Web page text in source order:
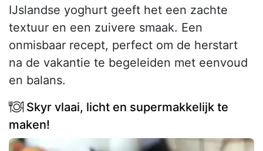
IJslandse yoghurt geeft het een zachte
textuur en een zuivere smaak. Een
onmisbaar recept, perfect om de herstart
na de vakantie te begeleiden met eenvoud
en balans.
Skyr vlaai, licht en supermakkelijk te
maken!